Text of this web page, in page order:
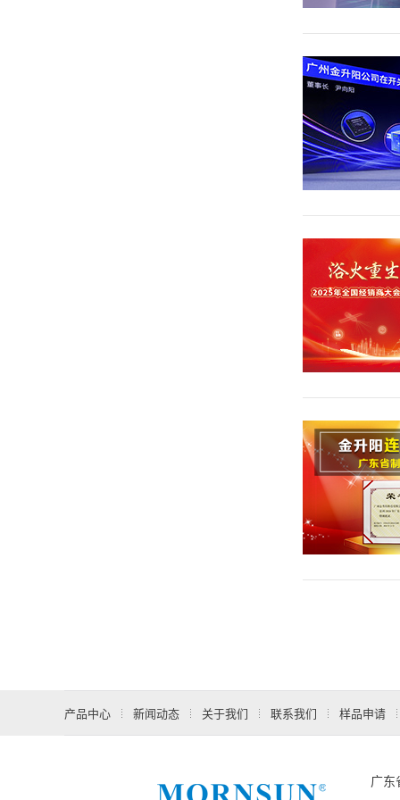
产品中心 新闻动态 关于我们 联系我们 样品申请
广东